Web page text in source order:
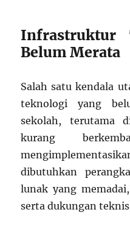
Infrastruktur
Belum Merata
Salah satu kendala
teknologi yang
sekolah, terutama
kurang
dibutuhkan
lunak yang
serta dukungan